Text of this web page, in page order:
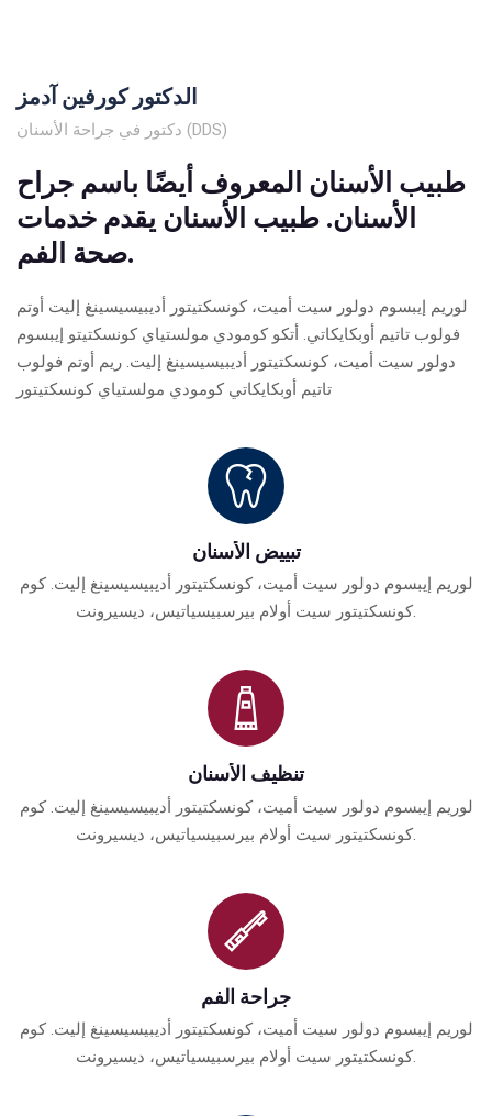
الدكتور كورفين آدمز
دكتور في جراحة الأسنان (DDS)
طبيب الأسنان المعروف أيضًا باسم جراح
الأسنان. طبيب الأسنان يقدم خدمات
صحة الفم.
لوريم إيبسوم دولور سيت أميت، كونسكتيتور أديبيسيسينغ إليت أوتم
فولوب تاتيم أوبكايكاتي. أتكو كومودي مولستياي كونسكتيتو إيبسوم
دولور سيت أميت، كونسكتيتور أديبيسيسينغ إليت. ريم أوتم فولوب
تاتيم أوبكايكاتي كومودي مولستياي كونسكتيتور
تبييض الأسنان
لوريم إيبسوم دولور سيت أميت، كونسكتيتور أديبيسيسينغ إليت. كوم
كونسكتيتور سيت أولام بيرسبيسياتيس، ديسيرونت.
تنظيف الأسنان
لوريم إيبسوم دولور سيت أميت، كونسكتيتور أديبيسيسينغ إليت. كوم
كونسكتيتور سيت أولام بيرسبيسياتيس، ديسيرونت.
جراحة الفم
لوريم إيبسوم دولور سيت أميت، كونسكتيتور أديبيسيسينغ إليت. كوم
كونسكتيتور سيت أولام بيرسبيسياتيس، ديسيرونت.